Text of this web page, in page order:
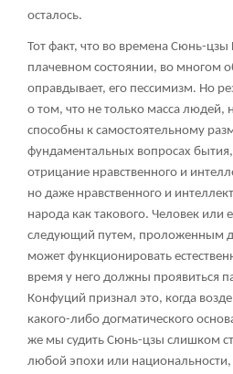
осталось.
Тот факт, что во времена Сюнь-
плачевном состоянии, во многом
оправдывает, его пессимизм. Но
о том, что не только масса людей,
способны к самостоятельному
фундаментальных вопросах
отрицание нравственного и
но даже нравственного и
народа как такового. Человек или
следующий путем, проложенным
может функционировать
время у него должны проявиться
Конфуций признал это, когда
какого-либо догматического
же мы судить Сюнь-цзы слишком
любой эпохи или